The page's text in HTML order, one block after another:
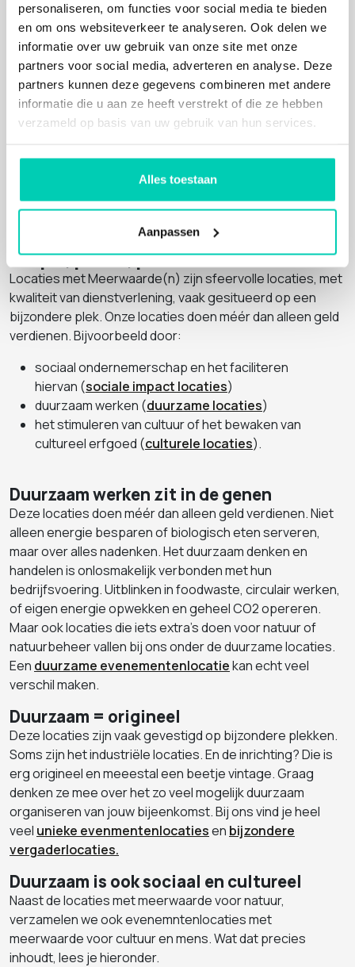
personaliseren, om functies voor social media te bieden
en om ons websiteverkeer te analyseren. Ook delen we
informatie over uw gebruik van onze site met onze
partners voor social media, adverteren en analyse. Deze
partners kunnen deze gegevens combineren met andere
informatie die u aan ze heeft verstrekt of die ze hebben
verzameld op basis van uw gebruik van hun services.
Alles toestaan
Aanpassen
Locaties met passie voor natuur en
duurzaamheid
Jij zoekt een evenementenlocatie die uitblinkt in hun
passie voor natuur en duurzaamheid? Wij hebben ze voor
je gevonden. Hier vind je de meest inspirerende
evenementenlocaties bij elkaar, waardoor je snel en
makkelijk kunt vinden en vergelijken. Of je nu een groot of
toplocatie met een meerwaarde voor de mens,
cultuur. Bij het zoeken en boeken steun je ook nog goede
doelen!
People, planet, profit
Locaties met Meerwaarde(n) zijn sfeervolle locaties, met
kwaliteit van dienstverlening, vaak gesitueerd op een
bijzondere plek. Onze locaties doen méér dan alleen geld
verdienen. Bijvoorbeeld door:
sociaal ondernemerschap en het faciliteren
hiervan (sociale impact locaties)
duurzaam werken (duurzame locaties)
het stimuleren van cultuur of het bewaken van
cultureel erfgoed (culturele locaties).
Duurzaam werken zit in de genen
Deze locaties doen méér dan alleen geld verdienen. Niet
alleen energie besparen of biologisch eten serveren,
maar over alles nadenken. Het duurzaam denken en
handelen is onlosmakelijk verbonden met hun
bedrijfsvoering. Uitblinken in foodwaste, circulair werken,
of eigen energie opwekken en geheel CO2 opereren.
Maar ook locaties die iets extra's doen voor natuur of
natuurbeheer vallen bij ons onder de duurzame locaties.
Een duurzame evenementenlocatiekan echt veel
verschil maken.
Duurzaam = origineel
Deze locaties zijn vaak gevestigd op bijzondere plekken.
Soms zijn het industriële locaties. En de inrichting? Die is
erg origineel en meeestal een beetje vintage. Graag
denken ze mee over het zo veel mogelijk duurzaam
organiseren van jouw bijeenkomst. Bij ons vind je heel
veel unieke evenmentenlocatiesen bijzondere
vergaderlocaties.
Duurzaam is ook sociaal en cultureel
Naast de locaties met meerwaarde voor natuur,
verzamelen we ook evenemntenlocaties met
meerwaarde voor cultuur en mens. Wat dat precies
inhoudt, lees je hieronder.